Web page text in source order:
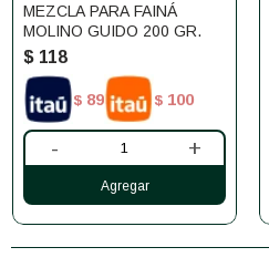
MEZCLA PARA FAINÁ
MOLINO GUIDO 200 GR.
$ 118
$ 89 $ 100
- +